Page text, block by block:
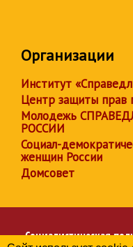
Организации
Институт
Центр защиты прав
Молодежь
РОССИИ
Социал-
женщин России
Домсовет
Социалистическая